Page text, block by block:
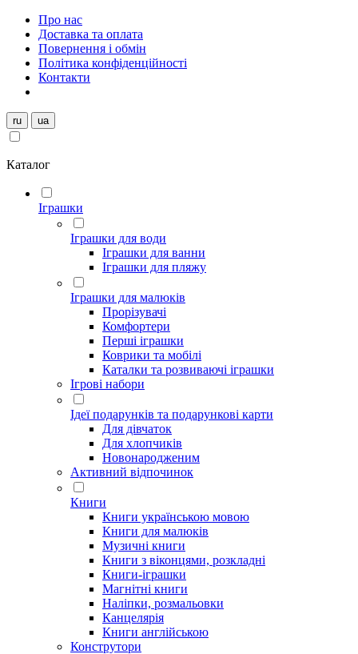
Про нас
Доставка та оплата
Повернення і обмін
Політика конфіденційності
Контакти
ru ua
Каталог
Іграшки
Іграшки для води
Іграшки для ванни
Іграшки для пляжу
Іграшки для малюків
Прорізувачі
Комфортери
Перші іграшки
Коврики та мобілі
Каталки та розвиваючі іграшки
Ігрові набори
Ідеї ​​подарунків та подарункові карти
Для дівчаток
Для хлопчиків
Новонародженим
Активний відпочинок
Книги
Книги українською мовою
Книги для малюків
Музичні книги
Книги з віконцями, розкладні
Книги-іграшки
Магнітні книги
Наліпки, розмальовки
Канцелярія
Книги англійською
Конструтори